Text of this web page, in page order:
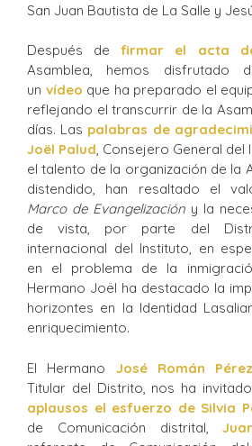
San Juan Bautista de La Salle y
Después defirmar el acta
Asamblea, hemos disfrutado
un vídeo que ha preparado el
reflejando el transcurrir de la
días. Las palabras de
Joël Palud, Consejero General del
el talento de la organización de la
distendido, han resaltado el
Marco de Evangelización y la
de vista, por parte del
internacional del Instituto, en
en el problema de la
Hermano Joël ha destacado la
horizontes en la Identidad
enriquecimiento.
El Hermano José Román
Titular del Distrito, nos ha
aplausos el esfuerzo de Silvia
de Comunicación distrital,